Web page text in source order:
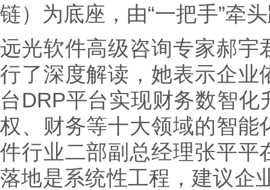
链）为底座，由“一把手”牵
远光软件高级咨询专家郝宇
行了深度解读，她表示企业
台DRP平台实现财务数智
权、财务等十大领域的智能
件行业二部副总经理张平平
落地是系统性工程，建议企